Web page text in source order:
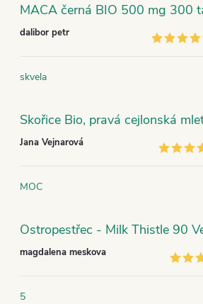
MACA černá BIO 500 mg 300
dalibor petr
skvela
Jana Vejnarová
MOC
magdalena meskova
5